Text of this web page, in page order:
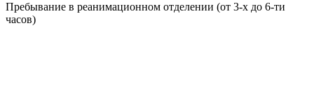
Пребывание в реанимационном отделении (от 3-х до 6-ти
часов)